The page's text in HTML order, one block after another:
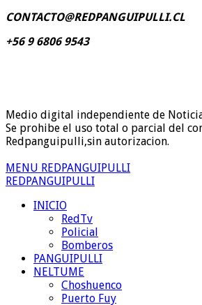
CONTACTO@REDPANGUIPULLI.CL
+56 9 6806 9543
Medio digital independiente de
Se prohibe el uso total o parcial del
Redpanguipulli,sin autorizacion.
MENU REDPANGUIPULLI
REDPANGUIPULLI
INICIO
RedTv
Policial
Bomberos
PANGUIPULLI
NELTUME
Choshuenco
Puerto Fuy